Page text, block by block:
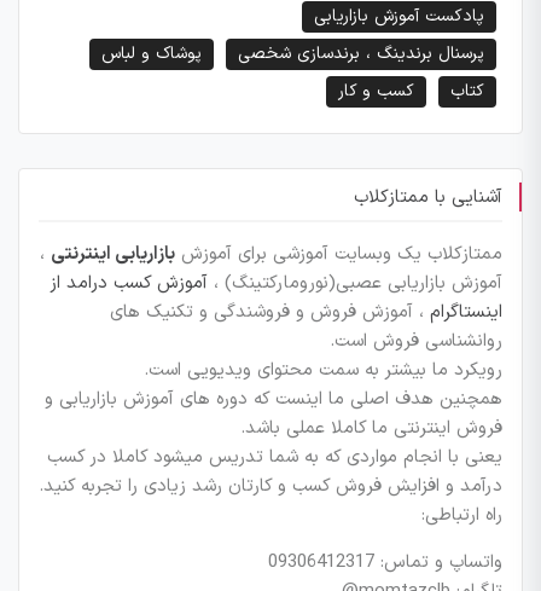
پادکست آموزش بازاریابی
پرسنال برندینگ ، برندسازی شخصی
پوشاک و لباس
کتاب
کسب و کار
آشنایی با ممتازکلاب
ممتازکلاب یک وبسایت آموزشی برای آموزش بازاریابی اینترنتی ،
آموزش بازاریابی عصبی(نورومارکتینگ) ، آموزش کسب درامد از
اینستاگرام ، آموزش فروش و فروشندگی و تکنیک های
روانشناسی فروش است.
رویکرد ما بیشتر به سمت محتوای ویدیویی است.
همچنین هدف اصلی ما اینست که دوره های آموزش بازاریابی و
فروش اینترنتی ما کاملا عملی باشد.
یعنی با انجام مواردی که به شما تدریس میشود کاملا در کسب
درآمد و افزایش فروش کسب و کارتان رشد زیادی را تجربه کنید.
راه ارتباطی:
واتساپ و تماس: 09306412317